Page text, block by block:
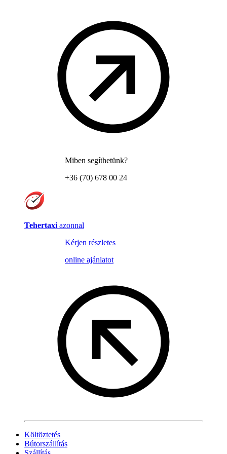
Miben segíthetünk?
+36 (70) 678 00 24
Tehertaxi azonnal
Kérjen részletes
online ajánlatot
Költöztetés
Bútorszállítás